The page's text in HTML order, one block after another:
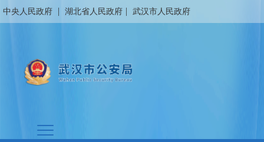
中央人民政府 | 湖北省人民政府 | 武汉市人民政府